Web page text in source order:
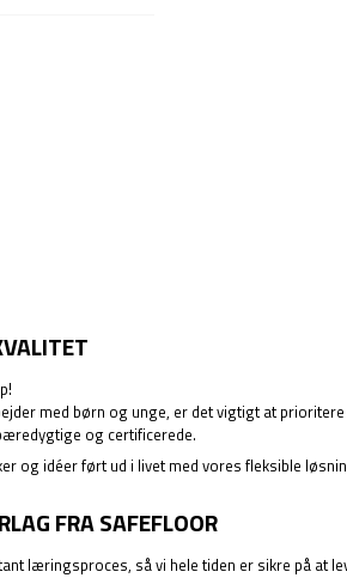
med børn og unge, er det vigtigt at
og certificerede.
og idéer ført ud i livet med vores fleksible
FRA SAFEFLOOR
læringsproces, så vi hele tiden er sikre på at